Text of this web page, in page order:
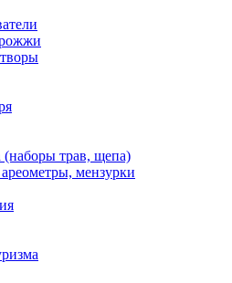
(наборы трав, щепа)
мензурки